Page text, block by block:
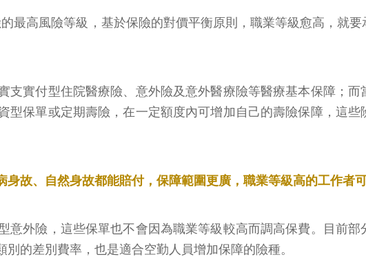
最高風險等級，基於保險的對價平衡原則，職業等級愈高，就要
實付型住院醫療險、意外險及意外醫療險等醫療基本保障；而
保單或定期壽險，在一定額度內可增加自己的壽險保障，這些
故、自然身故都能賠付，保障範圍更廣，職業等級高的工作者可
外險，這些保單也不會因為職業等級較高而調高保費。目前
的差別費率，也是適合空勤人員增加保障的險種。